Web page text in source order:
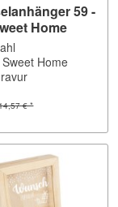
59 -
Home
Home
€ *